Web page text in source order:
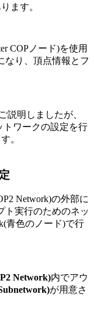
ます。
COPノード)を使用
なり、頂点情報とフ
説明しましたが、
トワークの設定を行
。
Network)の外部に
ト実行のためのネッ
青色のノード)で行
Network)内でアウ
が用意さ